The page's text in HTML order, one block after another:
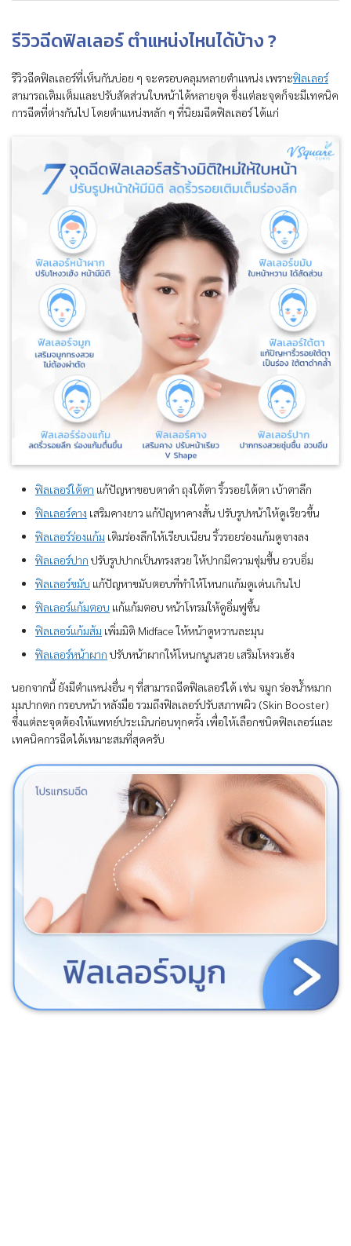
รีวิวฉีดฟิลเลอร์ ตำแหน่งไหนได้บ้าง ?
รีวิวฉีดฟิลเลอร์ที่เห็นกันบ่อย ๆ จะครอบคลุมหลายตำแหน่ง เพราะฟิลเลอร์
สามารถเติมเต็มและปรับสัดส่วนใบหน้าได้หลายจุด ซึ่งแต่ละจุดก็จะมีเทคนิค
การฉีดที่ต่างกันไป โดยตำแหน่งหลัก ๆ ที่นิยมฉีดฟิลเลอร์ ได้แก่
ฟิลเลอร์ใต้ตา แก้ปัญหาขอบตาดำ ถุงใต้ตา ริ้วรอยใต้ตา เบ้าตาลึก
ฟิลเลอร์คาง เสริมคางยาว แก้ปัญหาคางสั้น ปรับรูปหน้าให้ดูเรียวขึ้น
ฟิลเลอร์ร่องแก้ม เติมร่องลึกให้เรียบเนียน ริ้วรอยร่องแก้มดูจางลง
ฟิลเลอร์ปาก ปรับรูปปากเป็นทรงสวย ให้ปากมีความชุ่มชื้น อวบอิ่ม
ฟิลเลอร์ขมับ แก้ปัญหาขมับตอบที่ทำให้โหนกแก้มดูเด่นเกินไป
ฟิลเลอร์แก้มตอบ แก้แก้มตอบ หน้าโทรมให้ดูอิ่มฟูขึ้น
ฟิลเลอร์แก้มส้ม เพิ่มมิติ Midface ให้หน้าดูหวานละมุน
ฟิลเลอร์หน้าผาก ปรับหน้าผากให้โหนกนูนสวย เสริมโหงวเฮ้ง
นอกจากนี้ ยังมีตำแหน่งอื่น ๆ ที่สามารถฉีดฟิลเลอร์ได้ เช่น จมูก ร่องน้ำหมาก
มุมปากตก กรอบหน้า หลังมือ รวมถึงฟิลเลอร์ปรับสภาพผิว (Skin Booster)
ซึ่งแต่ละจุดต้องให้แพทย์ประเมินก่อนทุกครั้ง เพื่อให้เลือกชนิดฟิลเลอร์และ
เทคนิคการฉีดได้เหมาะสมที่สุดครับ